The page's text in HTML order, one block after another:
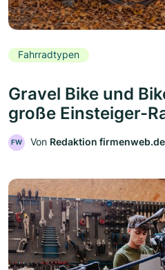
Fahrradtypen
Gravel Bike und
große Einsteiger-
FW Von Redaktion firmenweb.de